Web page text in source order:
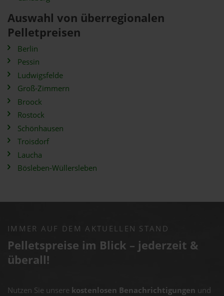
Auswahl von überregionalen
Pelletpreisen
Berlin
Pessin
Ludwigsfelde
Groß-Zimmern
Broock
Rostock
Schönhausen
Troisdorf
Laucha
Bösleben-Wüllersleben
IMMER AUF DEM AKTUELLEN STAND
Pelletspreise im Blick – jederzeit &
überall!
Nutzen Sie unsere kostenlosen Benachrichtigungen und